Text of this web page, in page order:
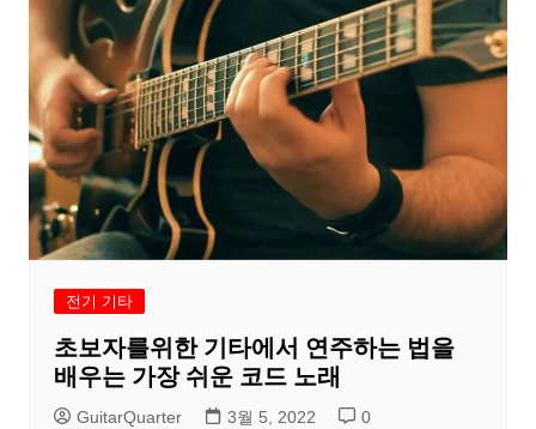
전기 기타
초보자를위한 기타에서 연주하는 법을
배우는 가장 쉬운 코드 노래
GuitarQuarter 3월 5, 2022 0